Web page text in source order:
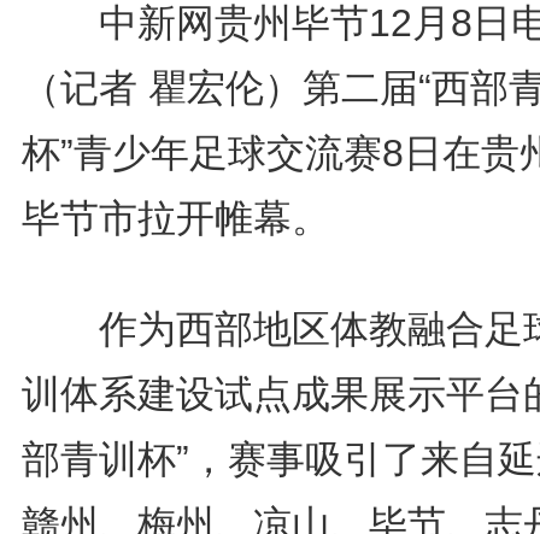
中新网贵州毕节12月8日
（记者 瞿宏伦）第二届“西部
杯”青少年足球交流赛8日在贵
毕节市拉开帷幕。
作为西部地区体教融合足
训体系建设试点成果展示平台
部青训杯”，赛事吸引了来自
赣州、梅州、凉山、毕节、志